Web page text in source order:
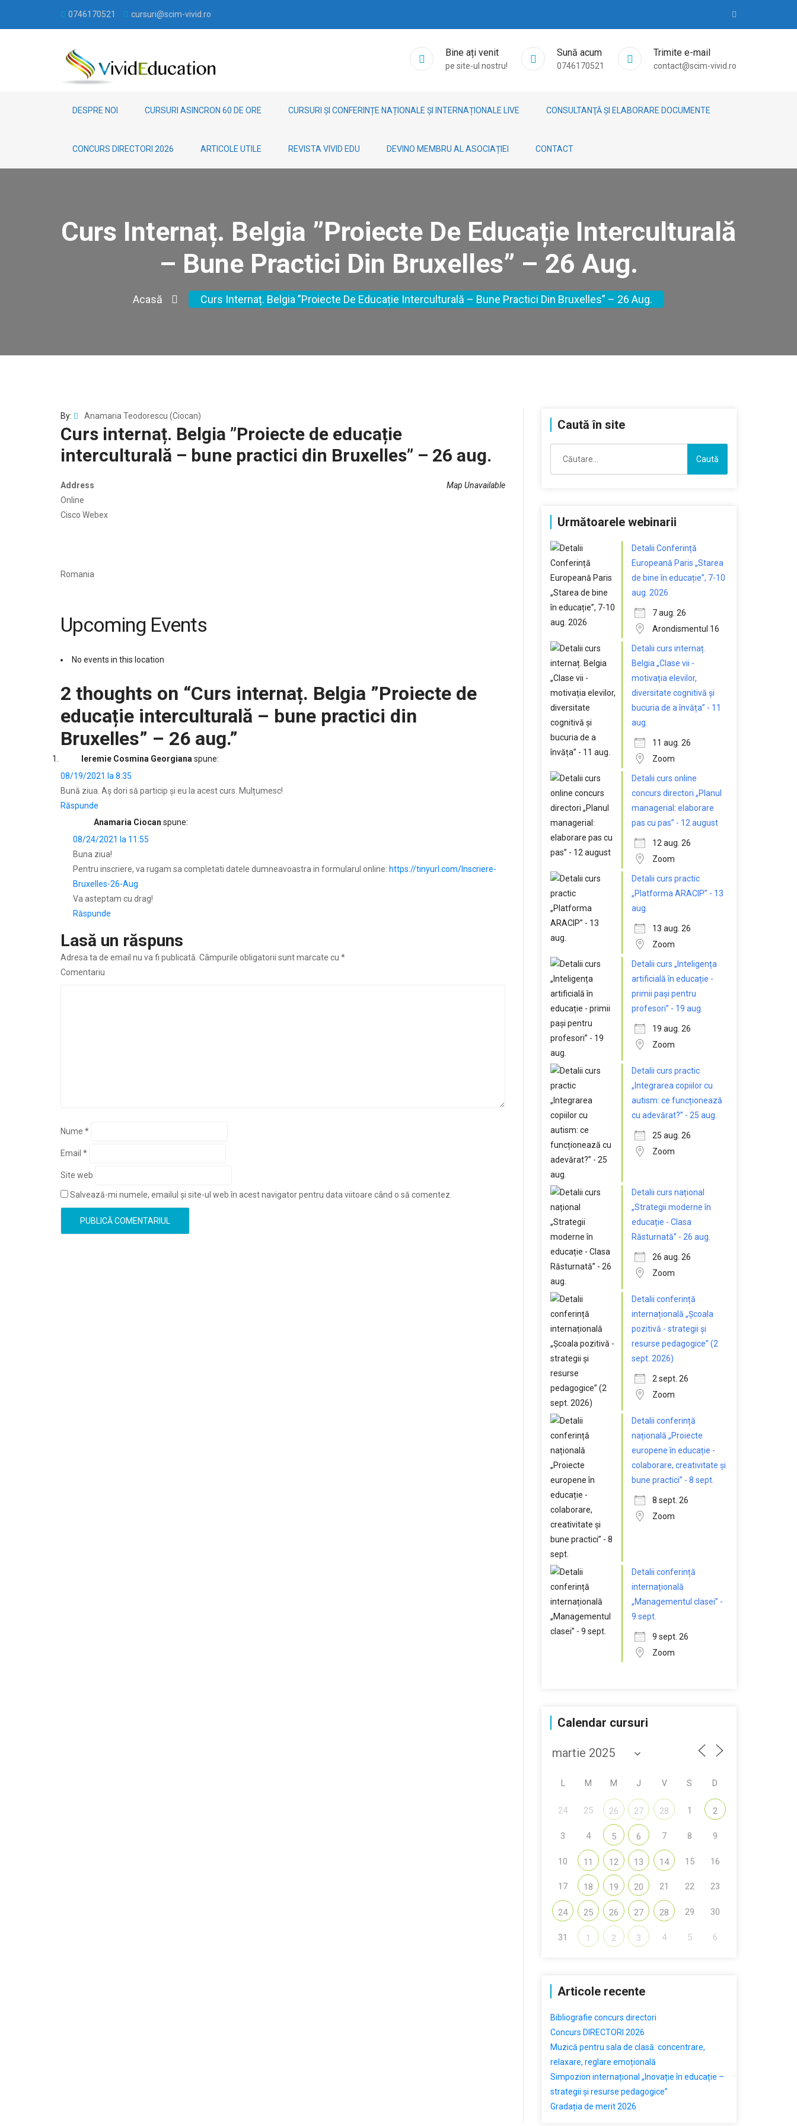
0746170521 cursuri@scim-vivid.ro
Bine ați venit
pe site-ul nostru!
Sună acum
0746170521
Trimite e-mail
contact@scim-vivid.ro
DESPRE NOI CURSURI ASINCRON 60 DE ORE CURSURI ȘI CONFERINȚE NAȚIONALE ȘI INTERNAȚIONALE LIVE CONSULTANŢĂ ȘI ELABORARE DOCUMENTE
CONCURS DIRECTORI 2026 ARTICOLE UTILE REVISTA VIVID EDU DEVINO MEMBRU AL ASOCIAȚIEI CONTACT
Curs Internaț. Belgia ”Proiecte De Educație Interculturală
– Bune Practici Din Bruxelles” – 26 Aug.
Acasă Curs Internaț. Belgia ”Proiecte De Educație Interculturală – Bune Practici Din Bruxelles” – 26 Aug.
By: Anamaria Teodorescu (Ciocan)
Curs internaț. Belgia ”Proiecte de educație
interculturală – bune practici din Bruxelles” – 26 aug.
Map Unavailable
Address
Online
Cisco Webex
Romania
Upcoming Events
No events in this location
2 thoughts on “Curs internaț. Belgia ”Proiecte de
educație interculturală – bune practici din
Bruxelles” – 26 aug.”
Ieremie Cosmina Georgiana spune:
08/19/2021 la 8:35
Bună ziua. Aș dori să particip și eu la acest curs. Mulțumesc!
Răspunde
Anamaria Ciocan spune:
08/24/2021 la 11:55
Buna ziua!
Pentru inscriere, va rugam sa completati datele dumneavoastra in formularul online: https://tinyurl.com/Inscriere-
Bruxelles-26-Aug
Va asteptam cu drag!
Răspunde
Lasă un răspuns
Adresa ta de email nu va fi publicată. Câmpurile obligatorii sunt marcate cu *
Comentariu
Nume *
Email *
Site web
Salvează-mi numele, emailul și site-ul web în acest navigator pentru data viitoare când o să comentez.
Caută în site
după:
Următoarele webinarii
Detalii Conferință
Europeană Paris „Starea
de bine în educație”, 7-10
aug. 2026
7 aug. 26
Arondismentul 16
Detalii curs internaț.
Belgia „Clase vii -
motivația elevilor,
diversitate cognitivă și
bucuria de a învăța” - 11
aug.
11 aug. 26
Zoom
Detalii curs online
concurs directori „Planul
managerial: elaborare
pas cu pas” - 12 august
12 aug. 26
Zoom
Detalii curs practic
„Platforma ARACIP” - 13
aug.
13 aug. 26
Zoom
Detalii curs „Inteligența
artificială în educație -
primii pași pentru
profesori” - 19 aug.
19 aug. 26
Zoom
Detalii curs practic
„Integrarea copiilor cu
autism: ce funcționează
cu adevărat?” - 25 aug.
25 aug. 26
Zoom
Detalii curs național
„Strategii moderne în
educație - Clasa
Răsturnată” - 26 aug.
26 aug. 26
Zoom
Detalii conferință
internațională „Școala
pozitivă - strategii și
resurse pedagogice” (2
sept. 2026)
2 sept. 26
Zoom
Detalii conferință
națională „Proiecte
europene în educație -
colaborare, creativitate și
bune practici” - 8 sept.
8 sept. 26
Zoom
Detalii conferință
internațională
„Managementul clasei” -
9 sept.
9 sept. 26
Zoom
Calendar cursuri
M M J V S D
24 25 26 27 28 1 2
3 4 5 6 7 8 9
10 11 12 13 14 15 16
17 18 19 20 21 22 23
24 25 26 27 28 29 30
31 1 2 3 4 5 6
Articole recente
Bibliografie concurs directori
Concurs DIRECTORI 2026
Muzică pentru sala de clasă: concentrare,
relaxare, reglare emoțională
Simpozion internațional „Inovație în educație –
strategii și resurse pedagogice”
Gradația de merit 2026